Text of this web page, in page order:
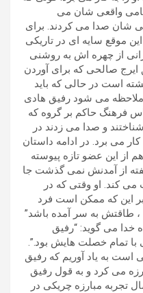
واقعی شان می
شان صدا می کردند. برای
“در این موقع سایه ای در تاريکی
از چهره اش به روشنی
صالحی که برای آوردن
است در حالی که باید
ملاحظه می شود رفیق هادی
فرهنگ حاکم بر گروه که
و صدا می زدند در
می برد. در ادامه داستان
از این عضو تازه پیوسته
از آمدنش نمی گذشت جا
کند. او وقتی که در
این که ممکن است فرد
، طاقتش به سر آمده باشد”
می گوید: “رفیق
با تمام خصلت هایش بود.”.
است به یاد آوریم که رفیق
مبارزه می کرد و به قول رفیق
تجربه مبارزه چریکی در